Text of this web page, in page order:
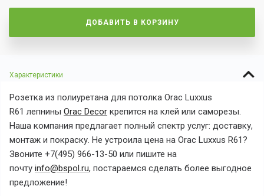
ДОБАВИТЬ В КОРЗИНУ
Характеристики
Розетка из полиуретана для потолка Orac Luxxus
R61 лепнины Orac Decor крепится на клей или саморезы.
Наша компания предлагает полный спектр услуг: доставку,
монтаж и покраску. Не устроила цена на Orac Luxxus R61?
Звоните +7(495) 966-13-50 или пишите на
почту info@bspol.ru, постараемся сделать более выгодное
предложение!